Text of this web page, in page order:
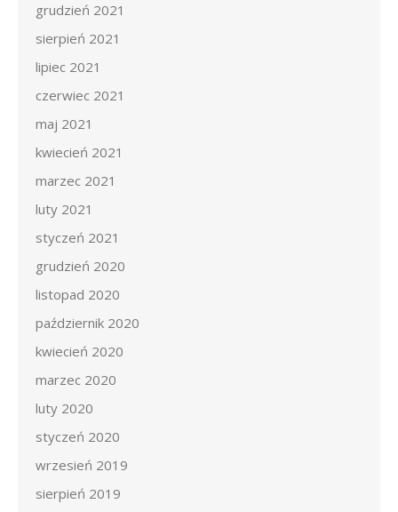
grudzień 2021
sierpień 2021
lipiec 2021
czerwiec 2021
maj 2021
kwiecień 2021
marzec 2021
luty 2021
styczeń 2021
grudzień 2020
listopad 2020
październik 2020
kwiecień 2020
marzec 2020
luty 2020
styczeń 2020
wrzesień 2019
sierpień 2019